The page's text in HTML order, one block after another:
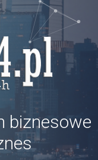
biznesowe